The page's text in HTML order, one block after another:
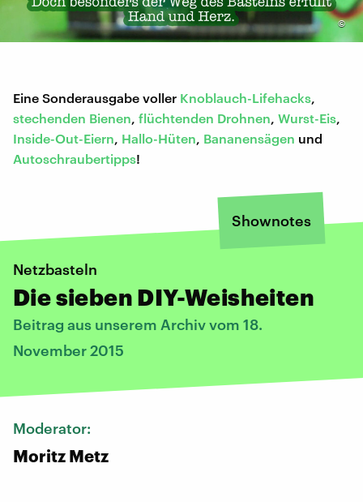
©
Eine Sonderausgabe voller Knoblauch-Lifehacks,
stechenden Bienen, flüchtenden Drohnen, Wurst-Eis,
Inside-Out-Eiern, Hallo-Hüten, Bananensägen und
Autoschraubertipps!
Shownotes
Netzbasteln
Die sieben DIY-Weisheiten
Beitrag aus unserem Archiv vom 18.
November 2015
Moderator:
Moritz Metz